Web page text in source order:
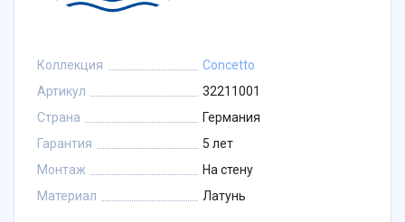
Коллекция
Concetto
Артикул
32211001
Страна
Германия
Гарантия
5 лет
Монтаж
На стену
Материал
Латунь